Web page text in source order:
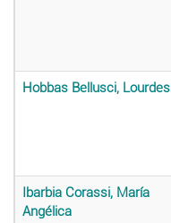
Hobbas Bellusci, Lourdes
Ibarbia Corassi, María
Angélica